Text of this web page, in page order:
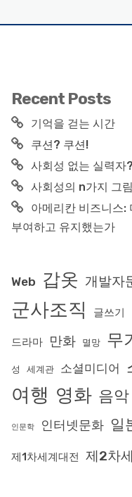
Recent Posts
기억을 걷는 시간
쿠션? 쿠션!
사회성 없는 실력자?
사회성의 n가지 그
아메리칸 비즈니스:
부여하고 유지했는가
Web 갑옷 개발자
군사조직 글쓰기
드라마 만화 멸망 무
성 세계관 소셜미디어
여행 영화 음악
인문학 인터넷문화 일
제1차세계대전 제2차